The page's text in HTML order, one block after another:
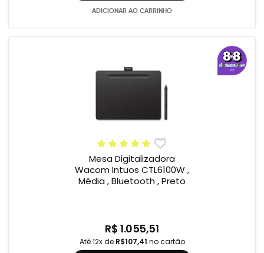
ADICIONAR AO CARRINHO
Mesa Digitalizadora
Wacom Intuos CTL6100W ,
Média , Bluetooth , Preto
R$ 1.055,51
Até 12x de R$107,41 no cartão